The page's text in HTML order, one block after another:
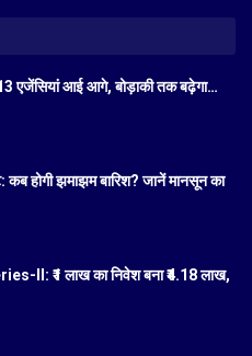
13 एजेंसियां आई आगे, बोड़ाकी तक बढ़ेगा…
कब होगी झमाझम बारिश? जानें मानसून का
II: ₹1 लाख का निवेश बना ₹4.18 लाख,